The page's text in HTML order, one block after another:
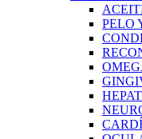
PELO